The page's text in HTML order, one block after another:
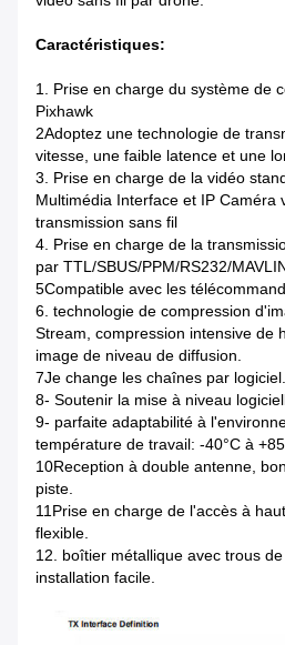
Caractéristiques:
1. Prise en charge du système de
Pixhawk
2Adoptez une technologie de
vitesse, une faible latence et une
3. Prise en charge de la vidéo
Multimédia Interface et IP Caméra
transmission sans fil
4. Prise en charge de la
par TTL/SBUS/PPM/RS232/
5Compatible avec les
6. technologie de compression
Stream, compression intensive de
image de niveau de diffusion.
7Je change les chaînes par logiciel.
8- Soutenir la mise à niveau
9- parfaite adaptabilité à
température de travail: -40°C à
10Reception à double antenne,
piste.
11Prise en charge de l'accès à
flexible.
12. boîtier métallique avec trous
installation facile.